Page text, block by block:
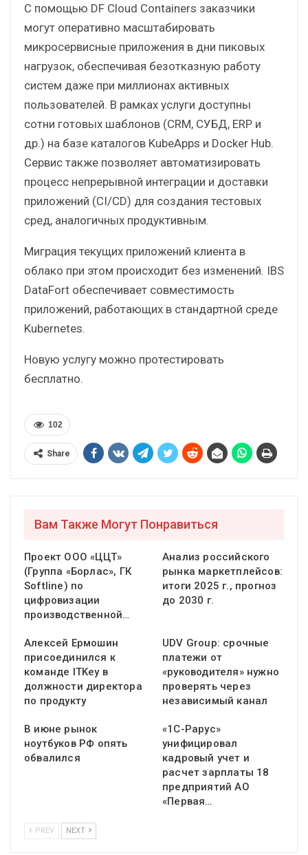
С помощью DF Cloud Containers заказчики
могут оперативно масштабировать
микросервисные приложения в дни пиковых
нагрузок, обеспечивая безотказную работу
систем даже при миллионах активных
пользователей. В рамках услуги доступны
сотни готовых шаблонов (CRM, СУБД, ERP и
др.) на базе каталогов KubeApps и Docker Hub.
Сервис также позволяет автоматизировать
процесс непрерывной интеграции и доставки
приложений (CI/CD) для создания тестовых
сред, аналогичных продуктивным.
Миграция текущих приложений клиента в
облако при этом происходит без изменений. IBS
DataFort обеспечивает совместимость
приложений, работающих в стандартной среде
Kubernetes.
Новую услугу можно протестировать
бесплатно.
102
Share
Вам Также Могут Понравиться
Проект ООО «ЦЦТ»
(Группа «Борлас», ГК
Softline) по
цифровизации
производственной…
Анализ российского
рынка маркетплейсов:
итоги 2025 г., прогноз
до 2030 г.
Алексей Ермошин
присоединился к
команде ITKey в
должности директора
по продукту
UDV Group: срочные
платежи от
«руководителя» нужно
проверять через
независимый канал
В июне рынок
ноутбуков РФ опять
обвалился
«1С-Рарус»
унифицировал
кадровый учет и
расчет зарплаты 18
предприятий АО
«Первая…
PREV NEXT